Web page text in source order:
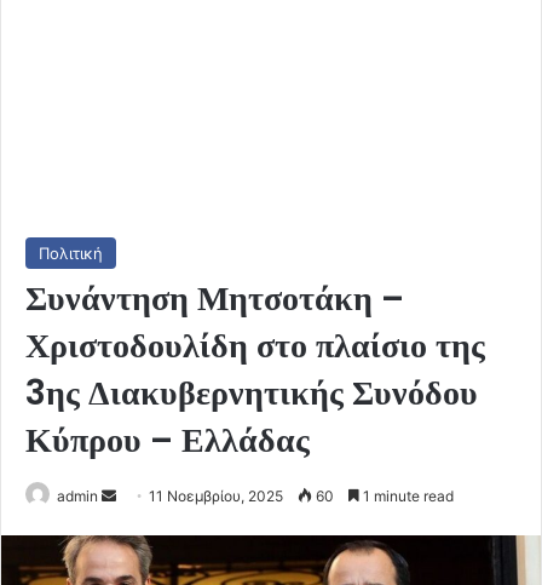
Πολιτική
Συνάντηση Μητσοτάκη –
Χριστοδουλίδη στο πλαίσιο της
3ης Διακυβερνητικής Συνόδου
Κύπρου – Ελλάδας
admin
Send
email
11 Νοεμβρίου, 2025 60 1 minute read